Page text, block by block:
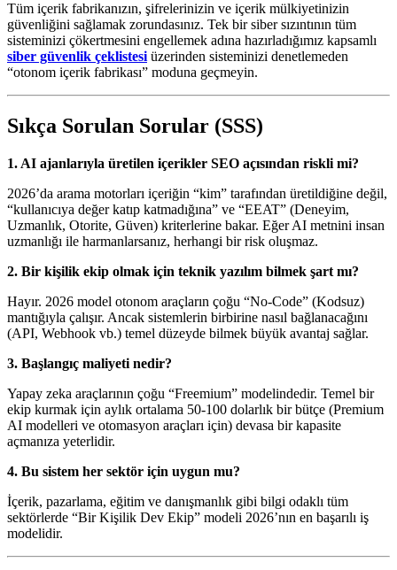
Tüm içerik fabrikanızın, şifrelerinizin ve içerik mülkiyetinizin
güvenliğini sağlamak zorundasınız. Tek bir siber sızıntının tüm
sisteminizi çökertmesini engellemek adına hazırladığımız kapsamlı
siber güvenlik çeklistesi üzerinden sisteminizi denetlemeden
“otonom içerik fabrikası” moduna geçmeyin.
Sıkça Sorulan Sorular (SSS)
1. AI ajanlarıyla üretilen içerikler SEO açısından riskli mi?
2026’da arama motorları içeriğin “kim” tarafından üretildiğine değil,
“kullanıcıya değer katıp katmadığına” ve “EEAT” (Deneyim,
Uzmanlık, Otorite, Güven) kriterlerine bakar. Eğer AI metnini insan
uzmanlığı ile harmanlarsanız, herhangi bir risk oluşmaz.
2. Bir kişilik ekip olmak için teknik yazılım bilmek şart mı?
Hayır. 2026 model otonom araçların çoğu “No-Code” (Kodsuz)
mantığıyla çalışır. Ancak sistemlerin birbirine nasıl bağlanacağını
(API, Webhook vb.) temel düzeyde bilmek büyük avantaj sağlar.
3. Başlangıç maliyeti nedir?
Yapay zeka araçlarının çoğu “Freemium” modelindedir. Temel bir
ekip kurmak için aylık ortalama 50-100 dolarlık bir bütçe (Premium
AI modelleri ve otomasyon araçları için) devasa bir kapasite
açmanıza yeterlidir.
4. Bu sistem her sektör için uygun mu?
İçerik, pazarlama, eğitim ve danışmanlık gibi bilgi odaklı tüm
sektörlerde “Bir Kişilik Dev Ekip” modeli 2026’nın en başarılı iş
modelidir.